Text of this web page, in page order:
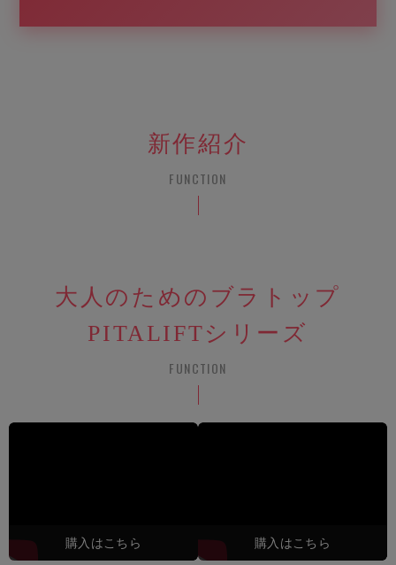
新作紹介
FUNCTION
大人のためのブラトップ
PITALIFTシリーズ
FUNCTION
購入はこちら 購入はこちら